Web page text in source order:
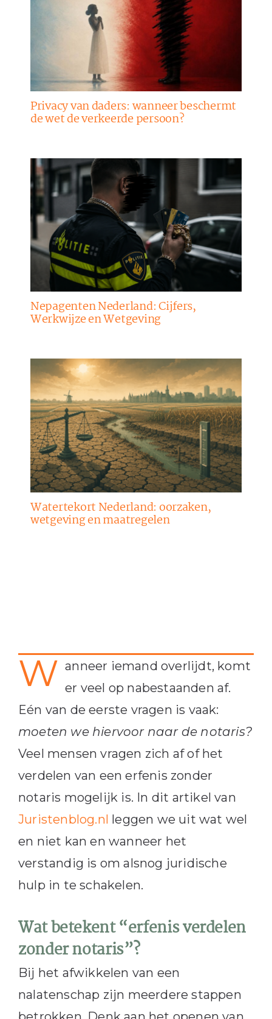
Privacy van daders: wanneer beschermt
de wet de verkeerde persoon?
Nepagenten Nederland: Cijfers,
Werkwijze en Wetgeving
Watertekort Nederland: oorzaken,
wetgeving en maatregelen
W anneer iemand overlijdt, komt
er veel op nabestaanden af.
Eén van de eerste vragen is vaak:
moeten we hiervoor naar de notaris?
Veel mensen vragen zich af of het
verdelen van een erfenis zonder
notaris mogelijk is. In dit artikel van
Juristenblog.nl leggen we uit wat wel
en niet kan en wanneer het
verstandig is om alsnog juridische
hulp in te schakelen.
Wat betekent “erfenis verdelen
zonder notaris”?
Bij het afwikkelen van een
nalatenschap zijn meerdere stappen